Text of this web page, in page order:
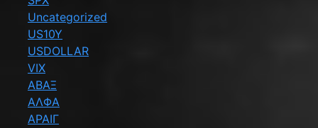
Uncategorized
US10Y
USDOLLAR
VIX
ΑΒΑΞ
ΑΛΦΑ
ΑΡΑΙΓ